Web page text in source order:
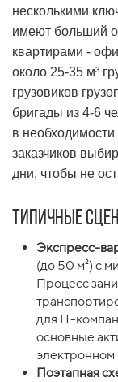
несколькими
имеют больший
квартирами -
около 25-35 м³
грузовиков
бригады из 4-6
в
заказчиков
дни, чтобы не
Типичные
Экспресс-
(до 50 м²) с
Процесс
для IT-
основные
электронном
Поэтапная